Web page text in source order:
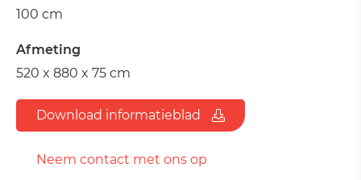
100 cm
Afmeting
520 x 880 x 75 cm
Download informatieblad
Neem contact met ons op